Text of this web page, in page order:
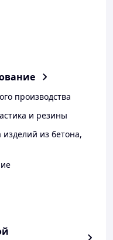
производства
и резины
из бетона,